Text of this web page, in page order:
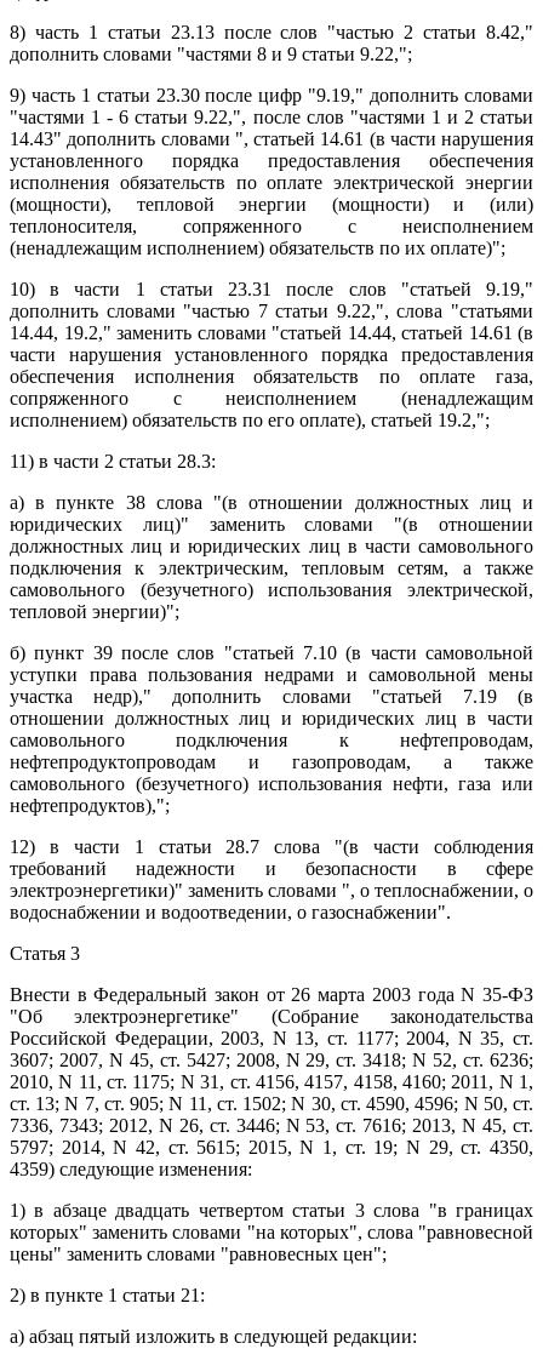
8) часть 1 статьи 23.13 после слов "частью 2 статьи 8.42,"
дополнить словами "частями 8 и 9 статьи 9.22,";
9) часть 1 статьи 23.30 после цифр "9.19," дополнить словами
"частями 1 - 6 статьи 9.22,", после слов "частями 1 и 2 статьи
14.43" дополнить словами ", статьей 14.61 (в части нарушения
установленного порядка предоставления обеспечения
исполнения обязательств по оплате электрической энергии
(мощности), тепловой энергии (мощности) и (или)
теплоносителя, сопряженного с неисполнением
(ненадлежащим исполнением) обязательств по их оплате)";
10) в части 1 статьи 23.31 после слов "статьей 9.19,"
дополнить словами "частью 7 статьи 9.22,", слова "статьями
14.44, 19.2," заменить словами "статьей 14.44, статьей 14.61 (в
части нарушения установленного порядка предоставления
обеспечения исполнения обязательств по оплате газа,
сопряженного с неисполнением (ненадлежащим
исполнением) обязательств по его оплате), статьей 19.2,";
11) в части 2 статьи 28.3:
а) в пункте 38 слова "(в отношении должностных лиц и
юридических лиц)" заменить словами "(в отношении
должностных лиц и юридических лиц в части самовольного
подключения к электрическим, тепловым сетям, а также
самовольного (безучетного) использования электрической,
тепловой энергии)";
б) пункт 39 после слов "статьей 7.10 (в части самовольной
уступки права пользования недрами и самовольной мены
участка недр)," дополнить словами "статьей 7.19 (в
отношении должностных лиц и юридических лиц в части
самовольного подключения к нефтепроводам,
нефтепродуктопроводам и газопроводам, а также
самовольного (безучетного) использования нефти, газа или
нефтепродуктов),";
12) в части 1 статьи 28.7 слова "(в части соблюдения
требований надежности и безопасности в сфере
электроэнергетики)" заменить словами ", о теплоснабжении, о
водоснабжении и водоотведении, о газоснабжении".
Статья 3
Внести в Федеральный закон от 26 марта 2003 года N 35-ФЗ
"Об электроэнергетике" (Собрание законодательства
Российской Федерации, 2003, N 13, ст. 1177; 2004, N 35, ст.
3607; 2007, N 45, ст. 5427; 2008, N 29, ст. 3418; N 52, ст. 6236;
2010, N 11, ст. 1175; N 31, ст. 4156, 4157, 4158, 4160; 2011, N 1,
ст. 13; N 7, ст. 905; N 11, ст. 1502; N 30, ст. 4590, 4596; N 50, ст.
7336, 7343; 2012, N 26, ст. 3446; N 53, ст. 7616; 2013, N 45, ст.
5797; 2014, N 42, ст. 5615; 2015, N 1, ст. 19; N 29, ст. 4350,
4359) следующие изменения:
1) в абзаце двадцать четвертом статьи 3 слова "в границах
которых" заменить словами "на которых", слова "равновесной
цены" заменить словами "равновесных цен";
2) в пункте 1 статьи 21:
а) абзац пятый изложить в следующей редакции: